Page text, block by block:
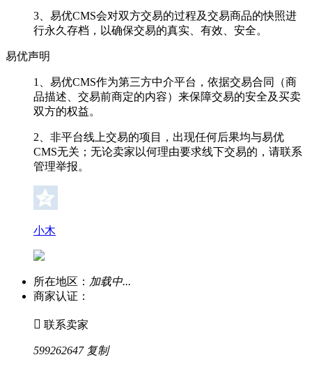
3、易优CMS会对双方交易的过程及交易商品的快照进
行永久存档，以确保交易的真实、有效、安全。
易优声明
1、易优CMS作为第三方中介平台，依据交易合同（商
品描述、交易前商定的内容）来保障交易的安全及买卖
双方的权益。
2、非平台线上交易的项目，出现任何后果均与易优
CMS无关；无论卖家以何理由要求线下交易的，请联系
管理举报。
小木
所在地区： 加载中...
商家认证：
 联系卖家
599262647 复制